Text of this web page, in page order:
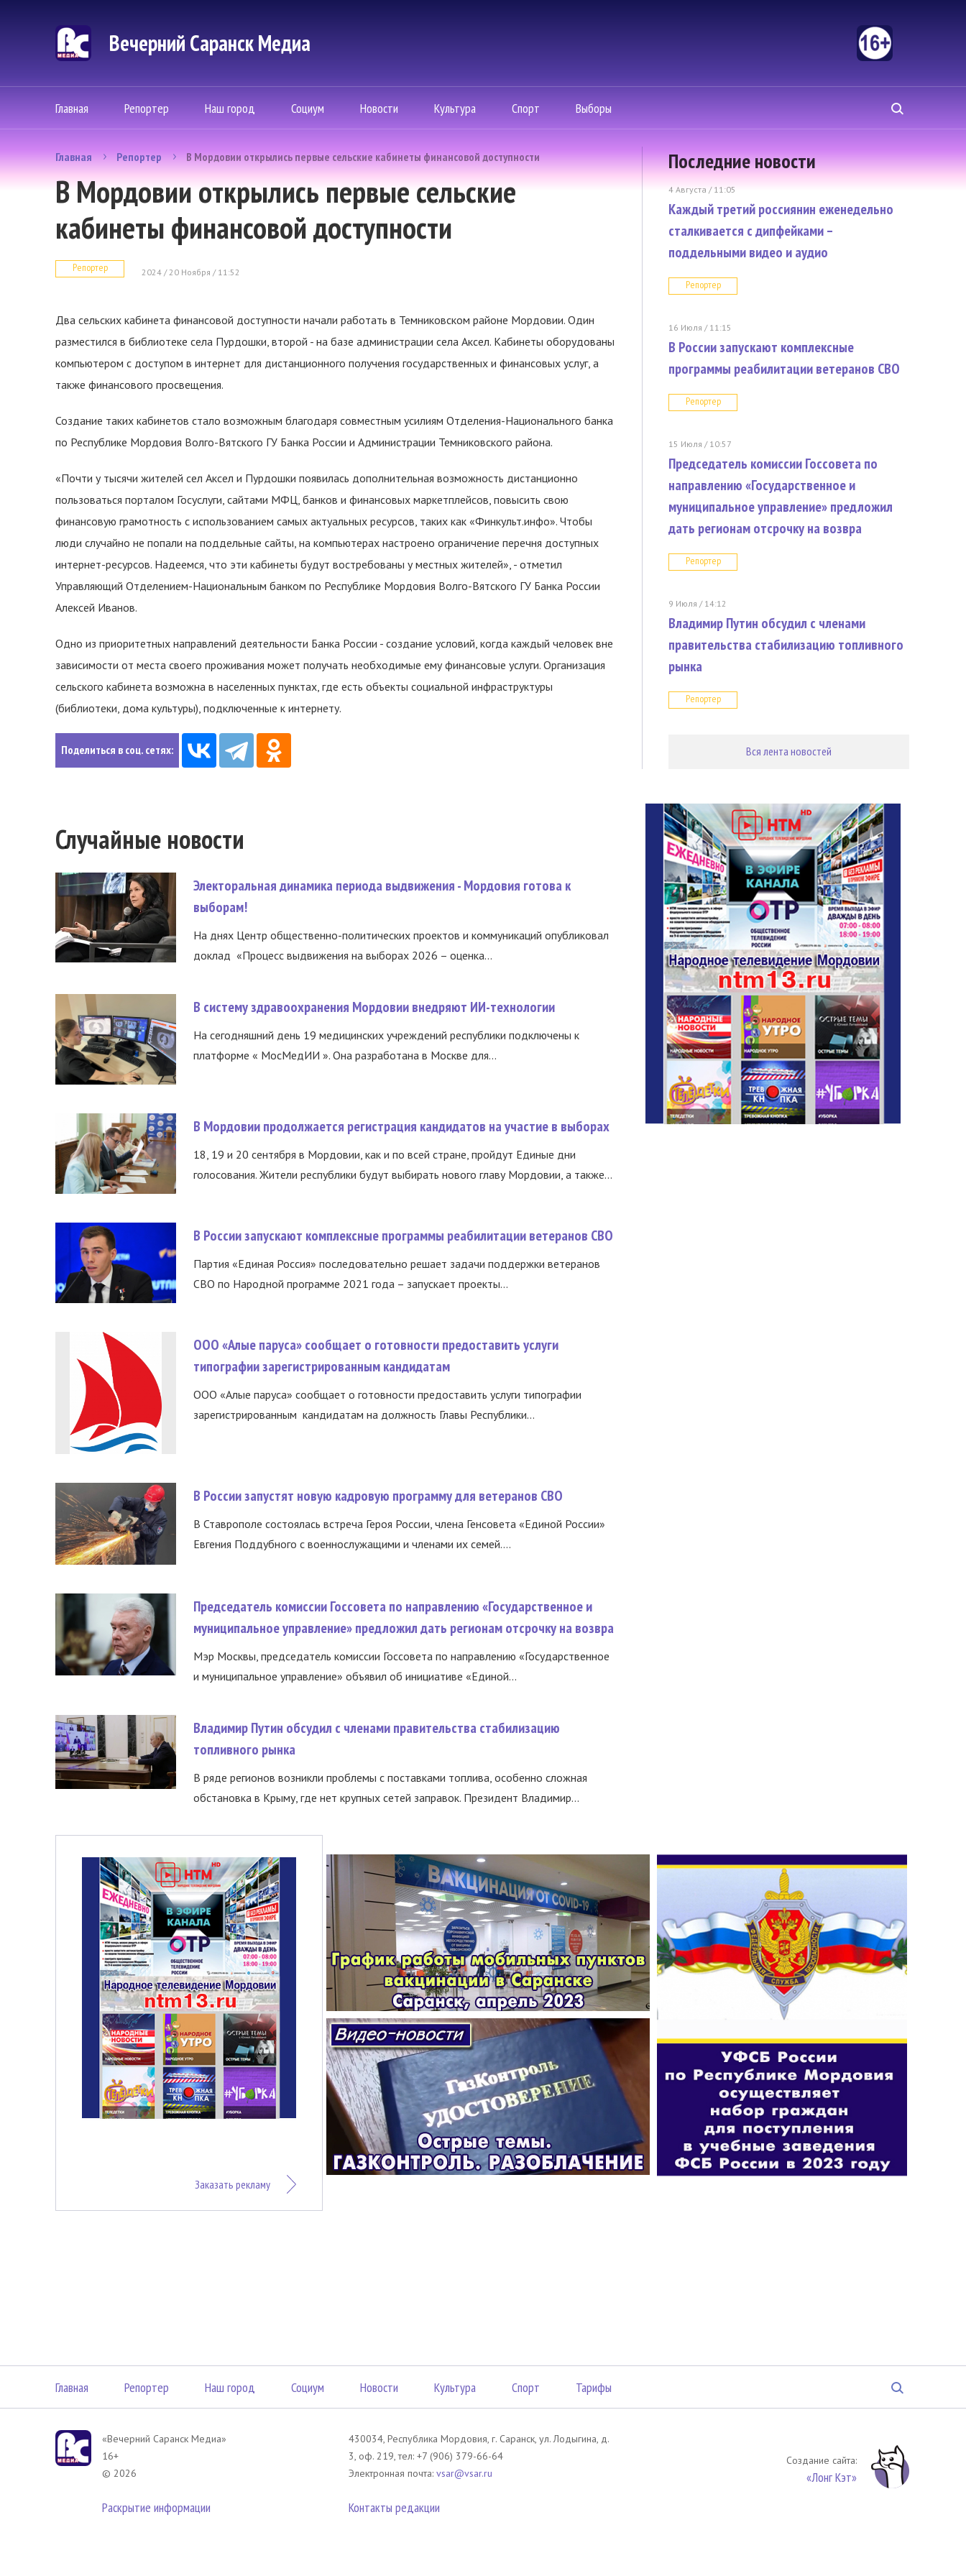
Вечерний Саранск Mедиа
Главная Репортер Наш город Социум Новости Культура Спорт Выборы
Главная Репортер В Мордовии открылись первые сельские кабинеты финансовой доступности
В Мордовии открылись первые сельские
кабинеты финансовой доступности
Репортер 2024 / 20 Ноября / 11:52
Два сельских кабинета финансовой доступности начали работать в Темниковском районе Мордовии. Один
разместился в библиотеке села Пурдошки, второй - на базе администрации села Аксел. Кабинеты оборудованы
компьютером с доступом в интернет для дистанционного получения государственных и финансовых услуг, а
также финансового просвещения.
Создание таких кабинетов стало возможным благодаря совместным усилиям Отделения-Национального банка
по Республике Мордовия Волго-Вятского ГУ Банка России и Администрации Темниковского района.
«Почти у тысячи жителей сел Аксел и Пурдошки появилась дополнительная возможность дистанционно
пользоваться порталом Госуслуги, сайтами МФЦ, банков и финансовых маркетплейсов, повысить свою
финансовую грамотность с использованием самых актуальных ресурсов, таких как «Финкульт.инфо». Чтобы
люди случайно не попали на поддельные сайты, на компьютерах настроено ограничение перечня доступных
интернет-ресурсов. Надеемся, что эти кабинеты будут востребованы у местных жителей», - отметил
Управляющий Отделением-Национальным банком по Республике Мордовия Волго-Вятского ГУ Банка России
Алексей Иванов.
Одно из приоритетных направлений деятельности Банка России - создание условий, когда каждый человек вне
зависимости от места своего проживания может получать необходимые ему финансовые услуги. Организация
сельского кабинета возможна в населенных пунктах, где есть объекты социальной инфраструктуры
(библиотеки, дома культуры), подключенные к интернету.
Поделиться в соц. сетях:
Случайные новости
Электоральная динамика периода выдвижения - Мордовия готова к
выборам!
На днях Центр общественно-политических проектов и коммуникаций опубликовал
доклад «Процесс выдвижения на выборах 2026 – оценка...
В систему здравоохранения Мордовии внедряют ИИ-технологии
На сегодняшний день 19 медицинских учреждений республики подключены к
платформе « МосМедИИ ». Она разработана в Москве для...
В Мордовии продолжается регистрация кандидатов на участие в выборах
18, 19 и 20 сентября в Мордовии, как и по всей стране, пройдут Единые дни
голосования. Жители республики будут выбирать нового главу Мордовии, а также...
В России запускают комплексные программы реабилитации ветеранов СВО
Партия «Единая Россия» последовательно решает задачи поддержки ветеранов
СВО по Народной программе 2021 года – запускает проекты...
ООО «Алые паруса» сообщает о готовности предоставить услуги
типографии зарегистрированным кандидатам
ООО «Алые паруса» сообщает о готовности предоставить услуги типографии
зарегистрированным кандидатам на должность Главы Республики...
В России запустят новую кадровую программу для ветеранов СВО
В Ставрополе состоялась встреча Героя России, члена Генсовета «Единой России»
Евгения Поддубного с военнослужащими и членами их семей....
Председатель комиссии Госсовета по направлению «Государственное и
муниципальное управление» предложил дать регионам отсрочку на возвра
Мэр Москвы, председатель комиссии Госсовета по направлению «Государственное
и муниципальное управление» объявил об инициативе «Единой...
Владимир Путин обсудил с членами правительства стабилизацию
топливного рынка
В ряде регионов возникли проблемы с поставками топлива, особенно сложная
обстановка в Крыму, где нет крупных сетей заправок. Президент Владимир...
Последние новости
4 Августа / 11:05
Каждый третий россиянин еженедельно
сталкивается с дипфейками –
поддельными видео и аудио
Репортер
16 Июля / 11:15
В России запускают комплексные
программы реабилитации ветеранов СВО
Репортер
15 Июля / 10:57
Председатель комиссии Госсовета по
направлению «Государственное и
муниципальное управление» предложил
дать регионам отсрочку на возвра
Репортер
9 Июля / 14:12
Владимир Путин обсудил с членами
правительства стабилизацию топливного
рынка
Репортер
Вся лента новостей
Заказать рекламу
Главная Репортер Наш город Социум Новости Культура Спорт Тарифы
«Вечерний Саранск Mедиа»
16+
© 2026
Раскрытие информации
430034, Республика Мордовия, г. Саранск, ул. Лодыгина, д.
3, оф. 219, тел: +7 (906) 379-66-64
Электронная почта: vsar@vsar.ru
Контакты редакции
Создание сайта:
«Лонг Кэт»